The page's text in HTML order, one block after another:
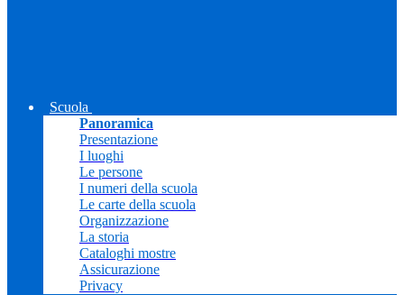
Scuola
Panoramica
Presentazione
I luoghi
Le persone
I numeri della scuola
Le carte della scuola
Organizzazione
La storia
Cataloghi mostre
Assicurazione
Privacy